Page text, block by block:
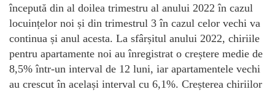
începută din al doilea trimestru al anului 2022 în cazul
locuințelor noi și din trimestrul 3 în cazul celor vechi va
continua și anul acesta. La sfârșitul anului 2022, chiriile
pentru apartamente noi au înregistrat o creștere medie de
8,5% într-un interval de 12 luni, iar apartamentele vechi
au crescut în același interval cu 6,1%. Creșterea chiriilor